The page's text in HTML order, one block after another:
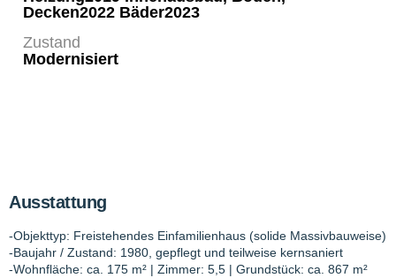
Decken2022 Bäder2023
Zustand
Modernisiert
Ausstattung
-Objekttyp: Freistehendes Einfamilienhaus (solide Massivbauweise)
-Baujahr / Zustand: 1980, gepflegt und teilweise kernsaniert
-Wohnfläche: ca. 175 m² | Zimmer: 5,5 | Grundstück: ca. 867 m²